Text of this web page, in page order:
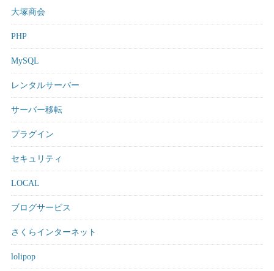
大塚商会
PHP
MySQL
レンタルサーバー
サーバー移転
プラグイン
セキュリティ
LOCAL
ブログサービス
さくらインターネット
lolipop